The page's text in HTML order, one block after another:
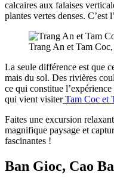
calcaires aux falaises
plantes vertes denses. C’est
Trang An et Tam
La seule différence est que
mais du sol. Des rivières
ce qui constitue
qui vient visiterTam Coc et
Faites une excursion
magnifique paysage et
fascinantes !
Ban Gioc, Cao